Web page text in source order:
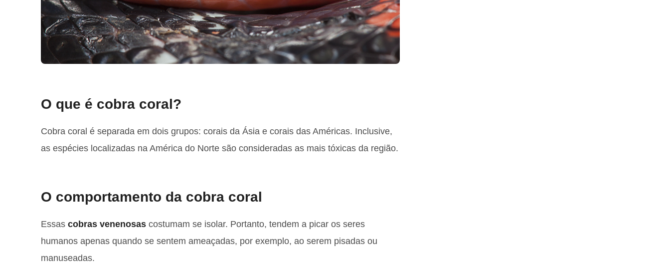
O que é cobra coral?
Cobra coral é separada em dois grupos: corais da Ásia e corais das Américas. Inclusive,
as espécies localizadas na América do Norte são consideradas as mais tóxicas da região.
O comportamento da cobra coral
Essas cobras venenosas costumam se isolar. Portanto, tendem a picar os seres
humanos apenas quando se sentem ameaçadas, por exemplo, ao serem pisadas ou
manuseadas.